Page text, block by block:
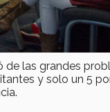
de las grandes
y solo un 5